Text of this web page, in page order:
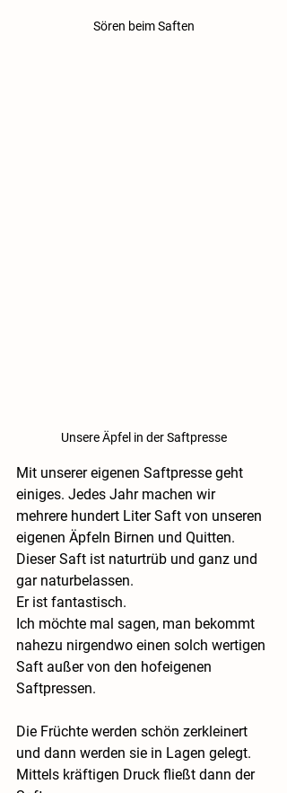
Sören beim Saften
Unsere Äpfel in der Saftpresse
Mit unserer eigenen Saftpresse geht
einiges. Jedes Jahr machen wir
mehrere hundert Liter Saft von unseren
eigenen Äpfeln Birnen und Quitten.
Dieser Saft ist naturtrüb und ganz und
gar naturbelassen.
Er ist fantastisch.
Ich möchte mal sagen, man bekommt
nahezu nirgendwo einen solch wertigen
Saft außer von den hofeigenen
Saftpressen.
Die Früchte werden schön zerkleinert
und dann werden sie in Lagen gelegt.
Mittels kräftigen Druck fließt dann der